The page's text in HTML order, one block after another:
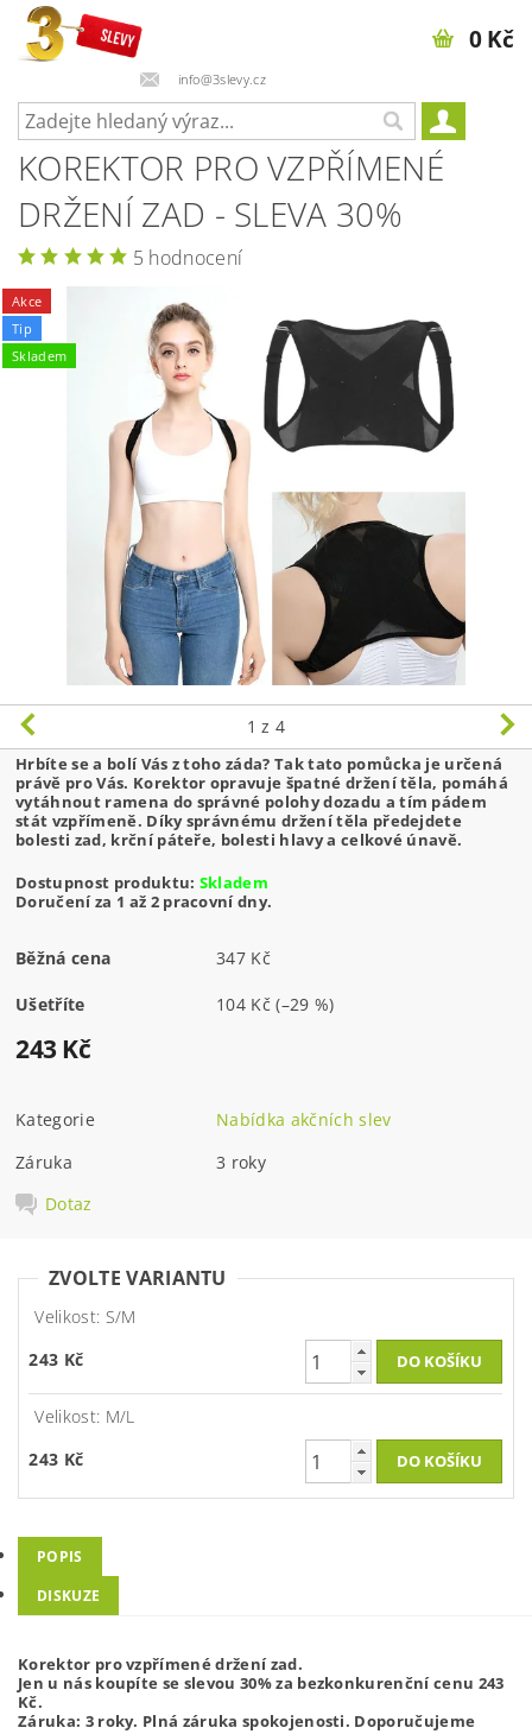
info@3slevy.cz
0 Kč
KOREKTOR PRO VZPŘÍMENÉ
DRŽENÍ ZAD - SLEVA 30%
5 hodnocení
Akce
Tip
Skladem
1 z 4
Hrbíte se a bolí Vás z toho záda? Tak tato pomůcka je určená
právě pro Vás. Korektor opravuje špatné držení těla, pomáhá
vytáhnout ramena do správné polohy dozadu a tím pádem
stát vzpřímeně. Díky správnému držení těla předejdete
bolesti zad, krční páteře, bolesti hlavy a celkové únavě.
Dostupnost produktu: Skladem
Doručení za 1 až 2 pracovní dny.
Běžná cena 347 Kč
Ušetříte 104 Kč(–29 %)
243 Kč
Kategorie
Nabídka akčních slev
Záruka
3 roky
Dotaz
ZVOLTE VARIANTU
Velikost: S/M
243 Kč
Velikost: M/L
243 Kč
POPIS
DISKUZE
Korektor pro vzpřímené držení zad.
Jen u nás koupíte se slevou 30% za bezkonkurenční cenu 243
Kč.
Záruka: 3 roky. Plná záruka spokojenosti. Doporučujeme